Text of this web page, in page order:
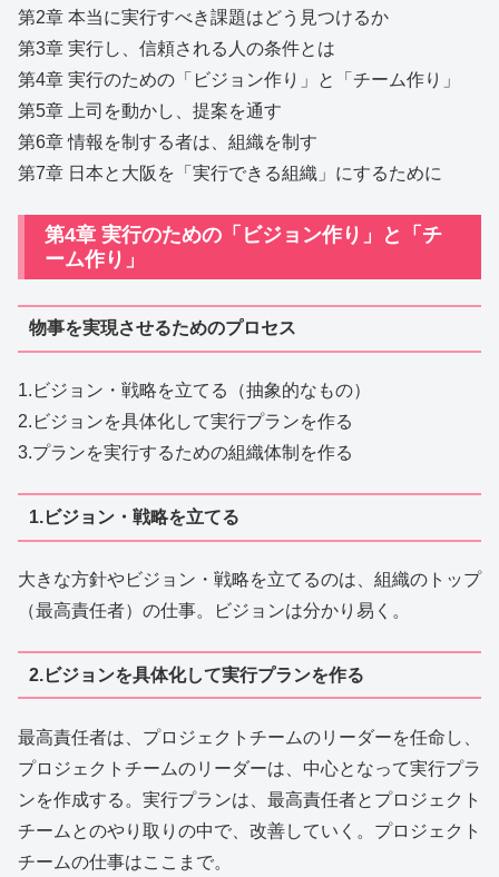
第2章 本当に実行すべき課題はどう見つけるか
第3章 実行し、信頼される人の条件とは
第4章 実行のための「ビジョン作り」と「チーム作り」
第5章 上司を動かし、提案を通す
第6章 情報を制する者は、組織を制す
第7章 日本と大阪を「実行できる組織」にするために
第4章 実行のための「ビジョン作り」と「チ
ーム作り」
物事を実現させるためのプロセス
1.ビジョン・戦略を立てる（抽象的なもの）
2.ビジョンを具体化して実行プランを作る
3.プランを実行するための組織体制を作る
1.ビジョン・戦略を立てる
大きな方針やビジョン・戦略を立てるのは、組織のトップ
（最高責任者）の仕事。ビジョンは分かり易く。
2.ビジョンを具体化して実行プランを作る
最高責任者は、プロジェクトチームのリーダーを任命し、
プロジェクトチームのリーダーは、中心となって実行プラ
ンを作成する。実行プランは、最高責任者とプロジェクト
チームとのやり取りの中で、改善していく。プロジェクト
チームの仕事はここまで。